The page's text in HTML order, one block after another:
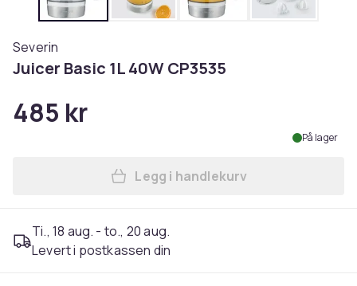
Severin
Juicer Basic 1L 40W CP3535
485 kr
På lager
Legg Juicer Basic 1L 40W
Legg i handlekurv
Ti., 18 aug. - to., 20 aug.
Levert i postkassen din